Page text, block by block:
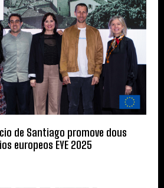
de Santiago promove dous
europeos EYE 2025